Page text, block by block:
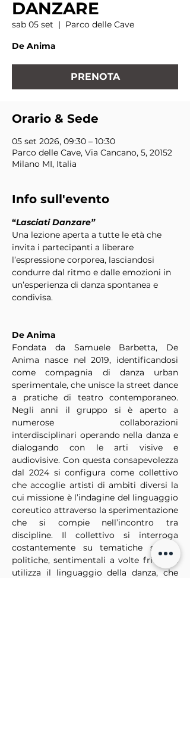
DANZARE
sab 05 set
  |
Parco delle Cave
De Anima
PRENOTA
Orario & Sede
05 set 2026, 09:30 – 10:30
Parco delle Cave, Via Cancano, 5, 20152
Milano MI, Italia
Info sull'evento
“Lasciati Danzare”
Una lezione aperta a tutte le età che
invita i partecipanti a liberare
l’espressione corporea, lasciandosi
condurre dal ritmo e dalle emozioni in
un’esperienza di danza spontanea e
condivisa.
De Anima
Fondata da Samuele Barbetta, De
Anima nasce nel 2019, identificandosi
come compagnia di danza urban
sperimentale, che unisce la street dance
a pratiche di teatro contemporaneo.
Negli anni il gruppo si è aperto a
numerose collaborazioni
interdisciplinari operando nella danza e
dialogando con le arti visive e
audiovisive. Con questa consapevolezza
dal 2024 si configura come collettivo
che accoglie artisti di ambiti diversi la
cui missione è l’indagine del linguaggio
coreutico attraverso la sperimentazione
che si compie nell’incontro tra
discipline. Il collettivo si interroga
costantemente su tematiche sociali,
politiche, sentimentali a volte frivole e
utilizza il linguaggio della danza, che